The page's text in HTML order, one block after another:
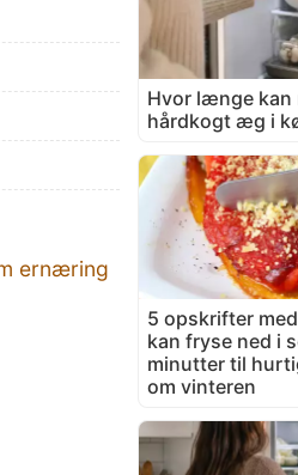
ernæring
Hvor længe kan
hårdkogt æg i
5 opskrifter
kan fryse ned i
minutter til
om vinteren